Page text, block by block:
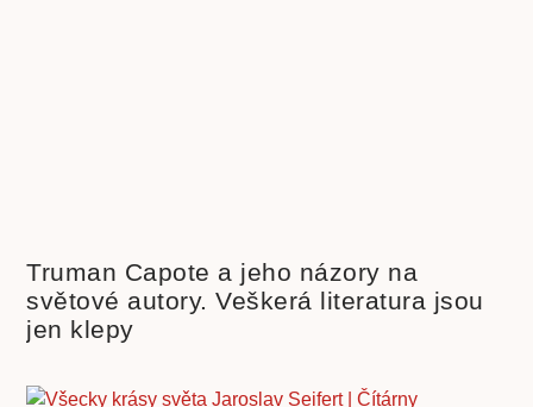
Truman Capote a jeho názory na
světové autory. Veškerá literatura jsou
jen klepy